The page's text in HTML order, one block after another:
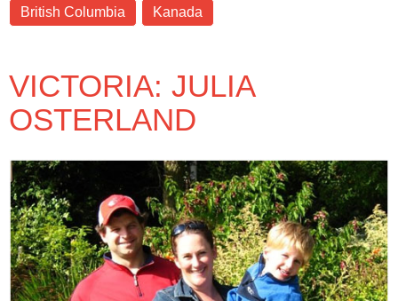
British Columbia Kanada
VICTORIA: JULIA
OSTERLAND